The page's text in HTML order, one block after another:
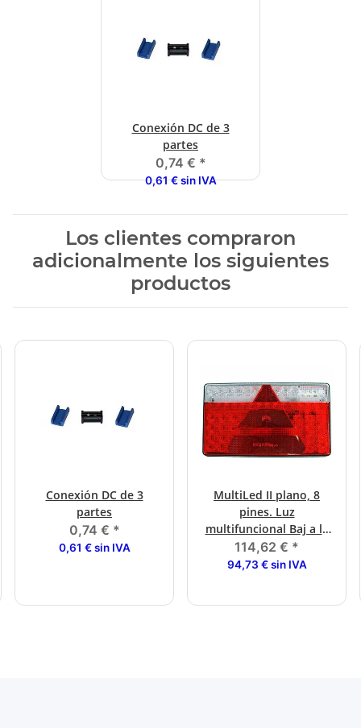
Conexión DC de 3
partes
0,74 € *
0,61 € sin IVA
Los clientes compraron
adicionalmente los siguientes
productos
Conexión DC de 3
partes
0,74 € *
0,61 € sin IVA
MultiLed II plano, 8
pines. Luz
multifuncional Baj a la
izquierda
114,62 € *
94,73 € sin IVA